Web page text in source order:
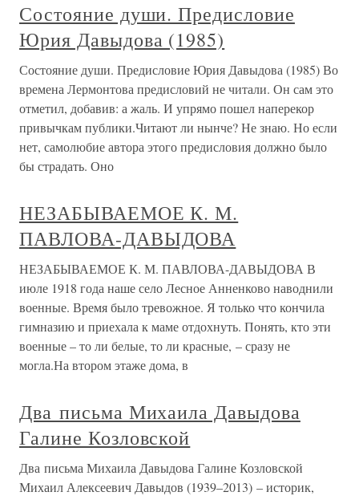
Состояние души. Предисловие
Юрия Давыдова (1985)
Состояние души. Предисловие Юрия Давыдова (1985) Во
времена Лермонтова предисловий не читали. Он сам это
отметил, добавив: а жаль. И упрямо пошел наперекор
привычкам публики.Читают ли нынче? Не знаю. Но если
нет, самолюбие автора этого предисловия должно было
бы страдать. Оно
НЕЗАБЫВАЕМОЕ К. М.
ПАВЛОВА-ДАВЫДОВА
НЕЗАБЫВАЕМОЕ К. М. ПАВЛОВА-ДАВЫДОВА В
июле 1918 года наше село Лесное Анненково наводнили
военные. Время было тревожное. Я только что кончила
гимназию и приехала к маме отдохнуть. Понять, кто эти
военные – то ли белые, то ли красные, – сразу не
могла.На втором этаже дома, в
Два письма Михаила Давыдова
Галине Козловской
Два письма Михаила Давыдова Галине Козловской
Михаил Алексеевич Давыдов (1939–2013) – историк,